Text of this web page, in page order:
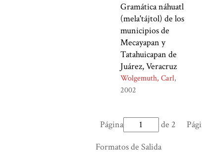
Gramática náhuatl
(mela'tájtol) de los
municipios de
Mecayapan y
Tatahuicapan de
Juárez, Veracruz
Wolgemuth, Carl
2002
Página de 2
Formatos de Salida